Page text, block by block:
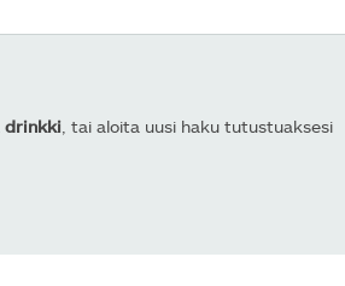
drinkki , tai aloita uusi haku tutustuaksesi